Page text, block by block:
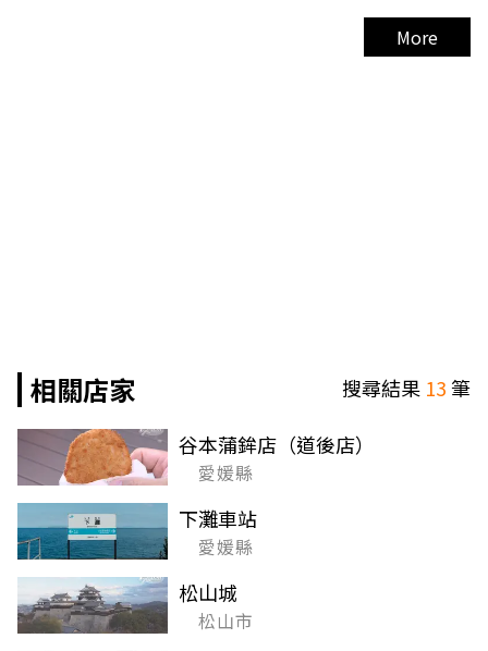
More
相關店家 搜尋結果 13筆
谷本蒲鉾店（道後店）
愛媛縣
下灘車站
愛媛縣
松山城
松山市